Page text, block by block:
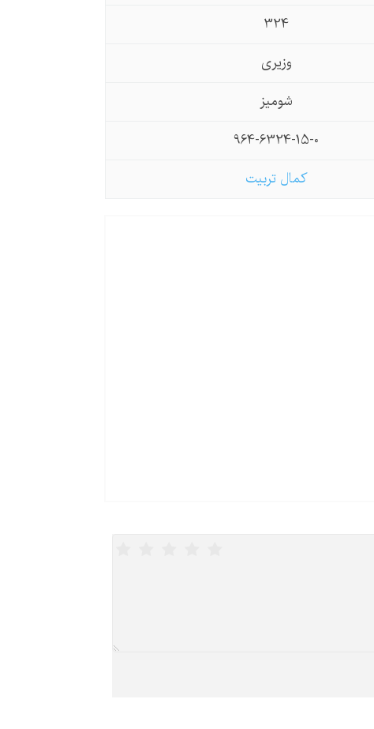
324
وزیری
شومیز
964-6324-15-0
کمال تربیت